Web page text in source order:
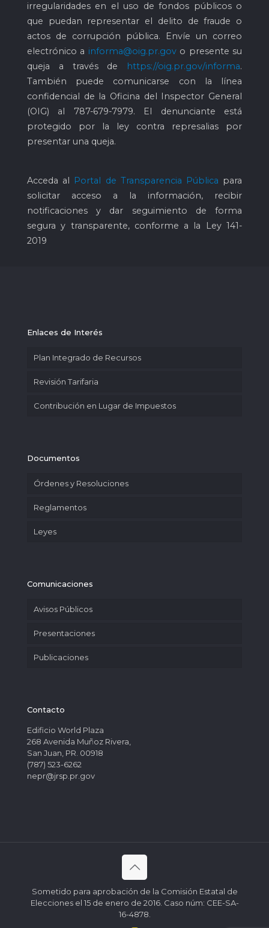
irregularidades en el uso de fondos públicos o
que puedan representar el delito de fraude o
actos de corrupción pública. Envíe un correo
electrónico a informa@oig.pr.govo presente su
queja a través de
https://oig.pr.gov/informa.
También puede comunicarse con la línea
confidencial de la Oficina del Inspector General
(OIG) al 787-679-7979. El denunciante está
protegido por la ley contra represalias por
presentar una queja.
Acceda al Portal de Transparencia Pública para
solicitar acceso a la información, recibir
notificaciones y dar seguimiento de forma
segura y transparente, conforme a la Ley 141-
2019
Enlaces de Interés
Plan Integrado de Recursos
Revisión Tarifaria
Contribución en Lugar de Impuestos
Documentos
Órdenes y Resoluciones
Reglamentos
Leyes
Comunicaciones
Avisos Públicos
Presentaciones
Publicaciones
Contacto
Edificio World Plaza
268 Avenida Muñoz Rivera,
San Juan, PR. 00918
(787) 523-6262
nepr@jrsp.pr.gov
Sometido para aprobación de la Comisión Estatal de
Elecciones el 15 de enero de 2016. Caso núm: CEE-SA-
16-4878.